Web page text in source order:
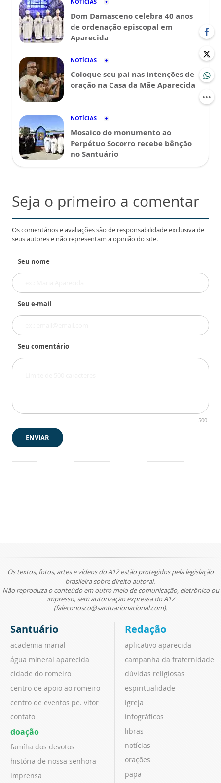
NOTÍCIAS
Dom Damasceno celebra 40 anos
de ordenação episcopal em
Aparecida
NOTÍCIAS
Coloque seu pai nas intenções de
oração na Casa da Mãe Aparecida
NOTÍCIAS
Mosaico do monumento ao
Perpétuo Socorro recebe bênção
no Santuário
Seja o primeiro a comentar
Os comentários e avaliações são de responsabilidade exclusiva de
seus autores e não representam a opinião do site.
Seu nome
Seu e-mail
Seu comentário
500
ENVIAR
Os textos, fotos, artes e vídeos do A12 estão protegidos pela legislação
brasileira sobre direito autoral.
Não reproduza o conteúdo em outro meio de comunicação, eletrônico ou
impresso, sem autorização expressa do A12
(faleconosco@santuarionacional.com).
Santuário
academia marial
água mineral aparecida
cidade do romeiro
centro de apoio ao romeiro
centro de eventos pe. vitor
contato
doação
família dos devotos
história de nossa senhora
imprensa
Redação
aplicativo aparecida
campanha da fraternidade
dúvidas religiosas
espiritualidade
igreja
infográficos
libras
notícias
orações
papa